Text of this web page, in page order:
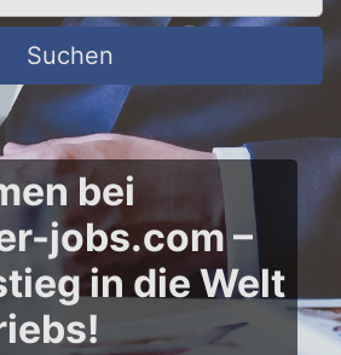
Suchen
bei
jobs.com –
in die Welt